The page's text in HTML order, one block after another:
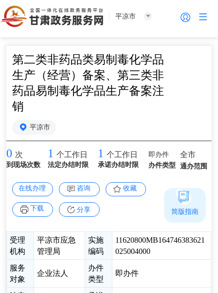
平凉市
第二类非药品类易制毒化学品
生产（经营）备案、第三类非
药品易制毒化学品生产备案注
销
平凉市
0 次
到现场次数
1 个工作日
法定办结时限
1 个工作日
承诺办结时限
即办件
办件类型
全市
通办范围
在线办理 咨询 收藏
下载 分享
受理
机构
平凉市应急
管理局
实施
编码
11620800MB164746383621
025004000
服务
对象
企业法人
办件
类型
即办件
简版指南